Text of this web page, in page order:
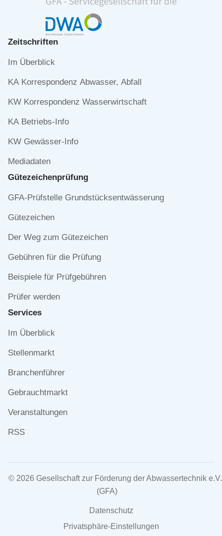
Zeitschriften
Navigation
Im Überblick
KA Korrespondenz Abwasser, Abfall
KW Korrespondenz Wasserwirtschaft
KA Betriebs-Info
KW Gewässer-Info
Mediadaten
Gütezeichen­prüfung
Navigation
GFA-Prüfstelle Grundstücksentwässerung
Gütezeichen
Der Weg zum Gütezeichen
Gebühren für die Prüfung
Beispiele für Prüfgebühren
Prüfer werden
Services
Navigation
Im Überblick
Stellenmarkt
Branchenführer
Gebrauchtmarkt
Veranstaltungen
RSS
© 2026 Gesellschaft zur Förderung der Abwassertechnik e.V.
(GFA)
Navigation
überspringen
Datenschutz
Privatsphäre-Einstellungen